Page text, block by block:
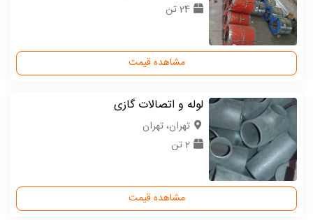
24 تن
مشاهده قیمت
لوله و اتصالات گازی
تهران، تهران
2 تن
مشاهده قیمت